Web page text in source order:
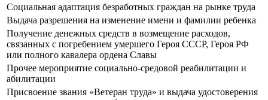
Социальная адаптация безработных граждан на рынке труда
Выдача разрешения на изменение имени и фамилии ребенка
Получение денежных средств в возмещение расходов,
связанных с погребением умершего Героя СССР, Героя РФ
или полного кавалера ордена Славы
Прочее мероприятие социально-средовой реабилитации и
абилитации
Присвоение звания «Ветеран труда» и выдача удостоверения